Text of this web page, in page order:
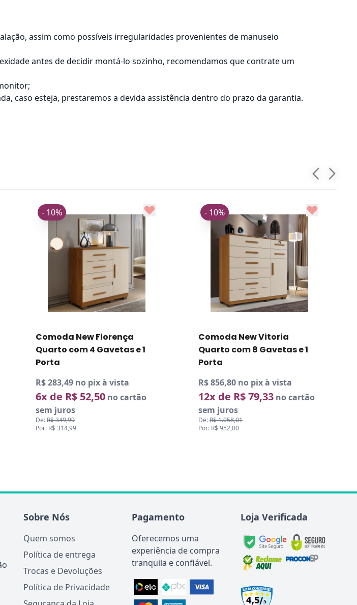
assim como possíveis irregularidades provenientes de manuseio
antes de decidir montá-lo sozinho, recomendamos que contrate um
caso esteja, prestaremos a devida assistência dentro do prazo da garantia.
Comoda New Florença
Quarto com 4 Gavetas e 1
Porta
R$ 283,49 no pix à vista
6x de R$ 52,50 no cartão
sem juros
De:R$ 349,99
Por: R$ 314,99
- 10%
Comoda New Vitoria
Quarto com 8 Gavetas e 1
Porta
R$ 856,80 no pix à vista
12x de R$ 79,33 no cartão
sem juros
De:R$ 1.058,01
Por: R$ 952,00
- 10%
Sobre Nós
Quem somos
Política de entrega
Trocas e Devoluções
Política de Privacidade
Pagamento
Oferecemos uma
experiência de compra
tranquila e confiável.
Loja Verificada